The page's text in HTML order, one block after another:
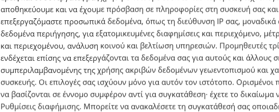
αποθηκεύουμε και να έχουμε πρόσβαση σε πληροφορίες στη συσκευή σας
επεξεργαζόμαστε προσωπικά δεδομένα, όπως τη διεύθυνση IP σας, μοναδικά
δεδομένα περιήγησης, για εξατομικευμένες διαφημίσεις και περιεχόμενο,
και περιεχομένου, ανάλυση κοινού και βελτίωση υπηρεσιών. Προμηθευτές
ενδέχεται επίσης να επεξεργάζονται τα δεδομένα σας για αυτούς και άλλους
συμπεριλαμβανομένης της χρήσης ακριβών δεδομένων γεωεντοπισμού και
συσκευής. Οι επιλογές σας ισχύουν μόνο για αυτόν τον ιστότοπο. Ορισμένοι
να βασίζονται σε έννομο συμφέρον αντί για συγκατάθεση· έχετε το δικαίωμα
Ρυθμίσεις διαφήμισης. Μπορείτε να ανακαλέσετε τη συγκατάθεσή σας